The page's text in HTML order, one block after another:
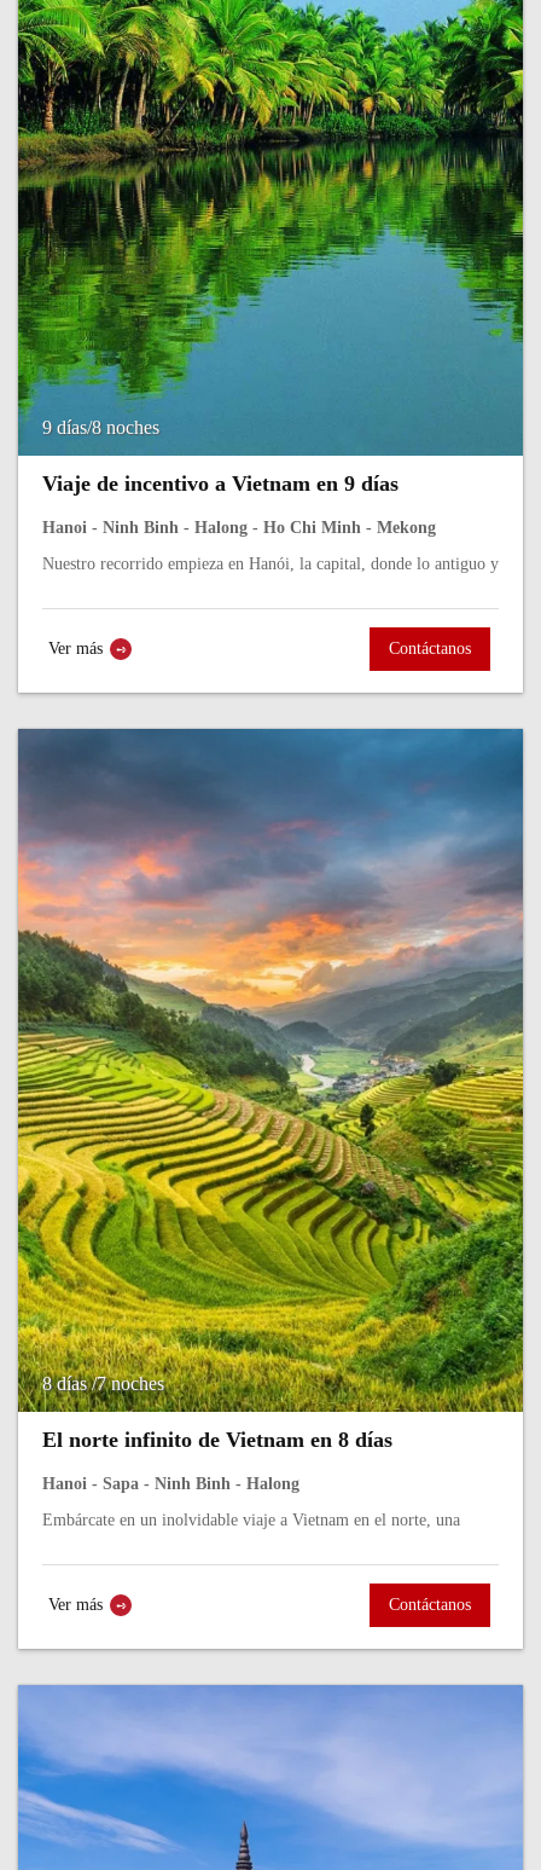
9 días/8 noches
Viaje de incentivo a Vietnam en 9 días
Hanoi - Ninh Binh - Halong - Ho Chi Minh - Mekong
Nuestro recorrido empieza en Hanói, la capital, donde lo antiguo y
centenarios, mercados...
Ver más Contáctanos
8 días /7 noches
El norte infinito de Vietnam en 8 días
Hanoi - Sapa - Ninh Binh - Halong
Embárcate en un inolvidable viaje a Vietnam en el norte, una
las culturas...
Ver más Contáctanos